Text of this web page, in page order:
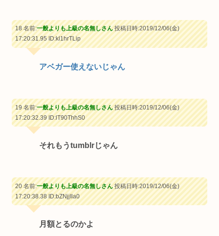
18 名前:一般よりも上級の名無しさん投稿日時:2019/12/06(金)
17:20:31.95ID:kl1hrTLip
アベガー使えないじゃん
19 名前:一般よりも上級の名無しさん投稿日時:2019/12/06(金)
17:20:32.39ID:lT90ThhS0
それもうtumblrじゃん
20 名前:一般よりも上級の名無しさん投稿日時:2019/12/06(金)
17:20:38.38ID:bZNjjIla0
月額とるのかよ